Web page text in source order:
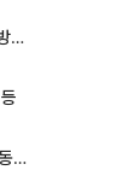
삼성전자·SK하이닉스 “주주 환원 강화 방안 마련”
코스피, 장중 5%대 급락에 사이드카 발동…삼성·SK 동반 폭락